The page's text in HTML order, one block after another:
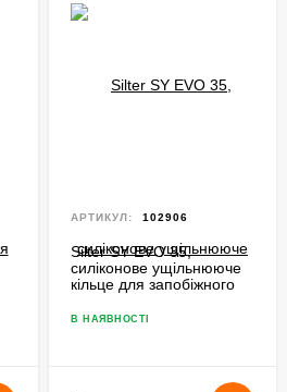
АРТИКУЛ: 102906
Silter SY EVO 35,
силіконове ущільнююче
кільце для запобіжного
В НАЯВНОСТІ